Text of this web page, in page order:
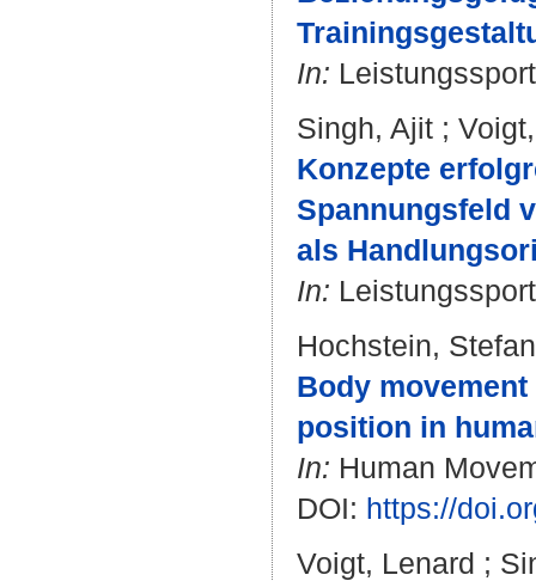
In:
Singh, Ajit ;
Konzepte
Spannungsfeld
als
In:
Hochstein, Stefan
Body
position in
In: Human
DOI: https://
Voigt, Lenard ;